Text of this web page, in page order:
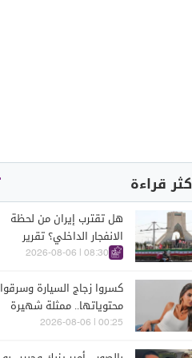
قراءة
هل تقترب إيران من لحظة
الانفجار الداخلي؟ تقرير
اسرائيلي يكشف الكواليس
08:30 | 2026-08-06
كسروا زجاج السيارة وسرقوا
محتوياتها.. ممثلة شهيرة
تتعرّض للسرقة في الرملة
00:25 | 2026-08-06